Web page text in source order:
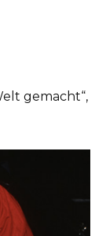
gemacht“,